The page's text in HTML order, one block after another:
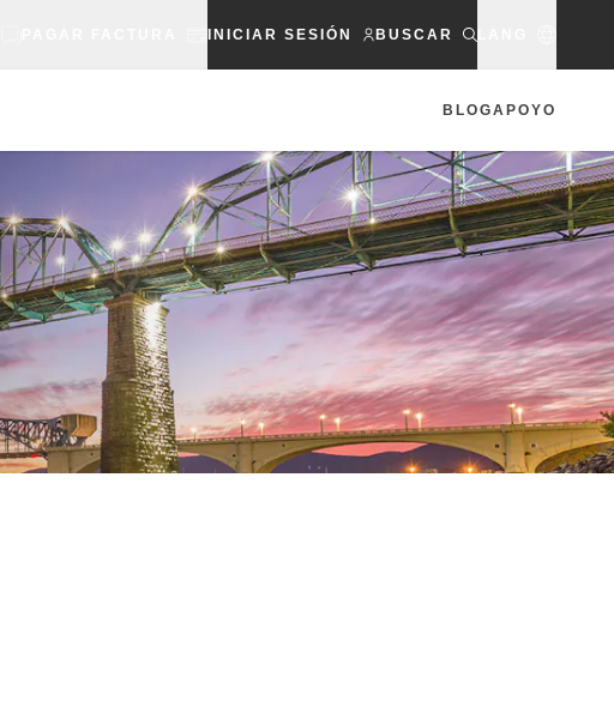
INICIAR SESIÓN BUSCAR
BLOGAPOYO